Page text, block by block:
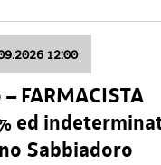
12:00
FARMACISTA
ed
Sabbiadoro